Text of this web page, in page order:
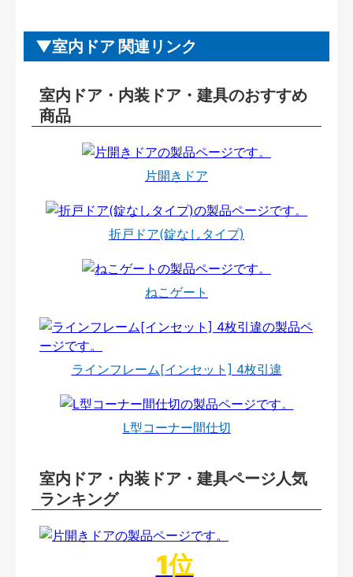
室内ドア 関連リンク
室内ドア・内装ドア・建具のおすすめ
商品
片開きドア
折戸ドア(錠なしタイプ)
ねこゲート
ラインフレーム[インセット] 4枚引違
L型コーナー間仕切
室内ドア・内装ドア・建具ページ人気
ランキング